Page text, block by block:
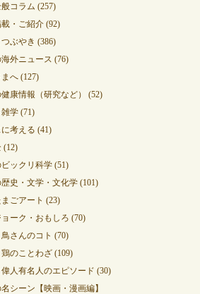
コラム (257)
・ご紹介 (92)
ぶやき (386)
外ニュース (76)
へ (127)
康情報（研究など）
(52)
学 (71)
考える (41)
(12)
ックリ科学 (51)
史・文学・文化学 (101)
ごアート (23)
ーク・おもしろ (70)
さんのコト (70)
のことわざ (109)
人有名人のエピソード (30)
シーン【映画・漫画編】